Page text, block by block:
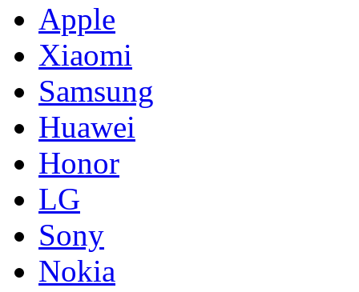
Apple
Xiaomi
Samsung
Huawei
Honor
LG
Sony
Nokia